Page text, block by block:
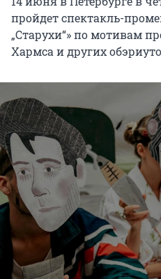
пройдет спектакль-
„Старухи“» по мотивам
Хармса и других